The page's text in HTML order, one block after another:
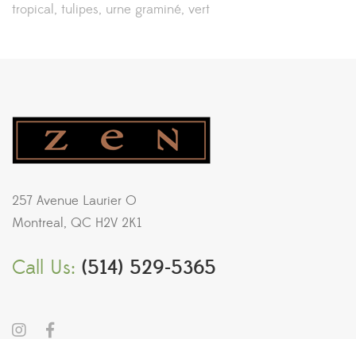
tropical tulipes urne graminé vert
257 Avenue Laurier O
Montreal, QC H2V 2K1
Call Us: (514) 529-5365